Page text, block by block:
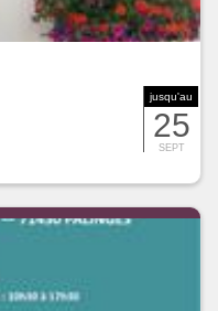
jusqu'au
25
SEPT